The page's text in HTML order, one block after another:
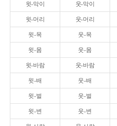
윗-막이 웃-막이
윗-머리 웃-머리
윗-목 웃-목
윗-몸 웃-몸
윗-바람 웃-바람
윗-배 웃-배
윗-벌 웃-벌
윗-변 웃-변